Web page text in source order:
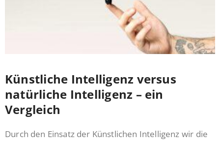
Künstliche Intelligenz versus
natürliche Intelligenz – ein
Vergleich
Durch den Einsatz der Künstlichen Intelligenz wir die